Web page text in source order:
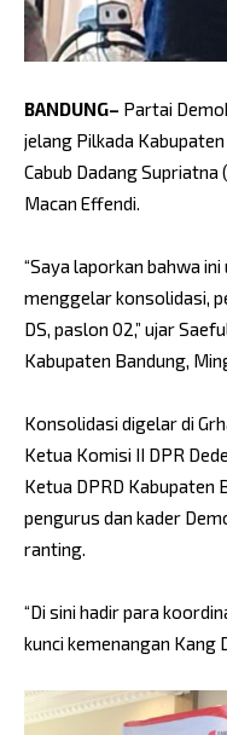
BANDUNG– Partai
jelang Pilkada
Cabub Dadang
Macan Effendi.
“Saya laporkan bahwa
menggelar konsolidasi,
DS, paslon 02,” ujar
Kabupaten Bandung,
Konsolidasi digelar di
Ketua Komisi II DPR
Ketua DPRD Kabupaten
pengurus dan kader
ranting.
“Di sini hadir para
kunci kemenangan Kang